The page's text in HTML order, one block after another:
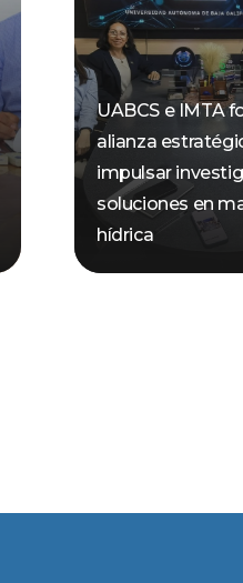
UABCS e IMTA
alianza
impulsar
soluciones en
hídrica